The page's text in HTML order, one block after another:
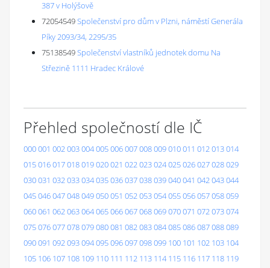
387 v Holýšově
72054549Společenství pro dům v Plzni, náměstí Generála
Píky 2093/34, 2295/35
75138549Společenství vlastníků jednotek domu Na
Střezině 1111 Hradec Králové
Přehled společností dle IČ
000001 002003004005006007008009010011 012013014
015016017018019020021 022023024025026027028029
030031 032033034035036037038039040041 042043044
045046047048049050051 052053054055056057058059
060061 062063064065066067068069070071 072073074
075076077078079080081 082083084085086087088089
090091 092093094095096097098099 100 101 102 103 104
105 106 107 108 109 110 111 112 113 114 115 116 117 118 119